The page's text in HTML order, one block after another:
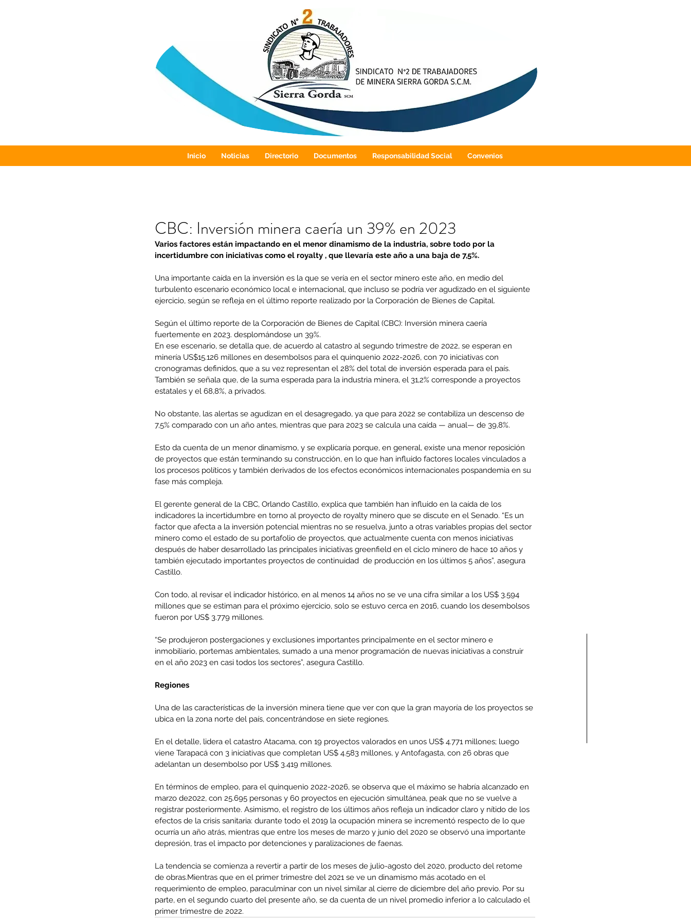
Inicio Noticias Directorio Documentos Responsabilidad Social Convenios
Our Recent Posts
Minería del cobre enfrenta
menor producción mientras
inversión y eficiencia
Abril-Junio 2026
Humberto Vega Rivera
(Q.E.P.D.)
CBC: Inversión minera caería un 39% en 2023
Varios factores están impactando en el menor dinamismo de la industria, sobre todo por la
incertidumbre con iniciativas como el royalty , que llevaría este año a una baja de 7,5%.
Una importante caída en la inversión es la que se vería en el sector minero este año, en medio del
turbulento escenario económico local e internacional, que incluso se podría ver agudizado en el siguiente
ejercicio, según se refleja en el último reporte realizado por la Corporación de Bienes de Capital.
Según el último reporte de la Corporación de Bienes de Capital (CBC): Inversión minera caería
fuertemente en 2023. desplomándose un 39%.
En ese escenario, se detalla que, de acuerdo al catastro al segundo trimestre de 2022, se esperan en
minería US$15.126 millones en desembolsos para el quinquenio 2022-2026, con 70 iniciativas con
cronogramas definidos, que a su vez representan el 28% del total de inversión esperada para el país.
También se señala que, de la suma esperada para la industria minera, el 31,2% corresponde a proyectos
estatales y el 68,8%, a privados.
No obstante, las alertas se agudizan en el desagregado, ya que para 2022 se contabiliza un descenso de
7,5% comparado con un año antes, mientras que para 2023 se calcula una caída — anual— de 39,8%.
Esto da cuenta de un menor dinamismo, y se explicaría porque, en general, existe una menor reposición
de proyectos que están terminando su construcción, en lo que han influido factores locales vinculados a
los procesos políticos y también derivados de los efectos económicos internacionales pospandemia en su
fase más compleja.
El gerente general de la CBC, Orlando Castillo, explica que también han influido en la caída de los
indicadores la incertidumbre en torno al proyecto de royalty minero que se discute en el Senado. “Es un
factor que afecta a la inversión potencial mientras no se resuelva, junto a otras variables propias del sector
minero como el estado de su portafolio de proyectos, que actualmente cuenta con menos iniciativas
después de haber desarrollado las principales iniciativas greenfield en el ciclo minero de hace 10 años y
también ejecutado importantes proyectos de continuidad  de producción en los últimos 5 años”, asegura
Castillo.
Con todo, al revisar el indicador histórico, en al menos 14 años no se ve una cifra similar a los US$ 3.594
millones que se estiman para el próximo ejercicio, solo se estuvo cerca en 2016, cuando los desembolsos
fueron por US$ 3.779 millones.
“Se produjeron postergaciones y exclusiones importantes principalmente en el sector minero e
inmobiliario, portemas ambientales, sumado a una menor programación de nuevas iniciativas a construir
en el año 2023 en casi todos los sectores”, asegura Castillo.
Regiones
Una de las características de la inversión minera tiene que ver con que la gran mayoría de los proyectos se
ubica en la zona norte del país, concentrándose en siete regiones.
En el detalle, lidera el catastro Atacama, con 19 proyectos valorados en unos US$ 4.771 millones; luego
viene Tarapacá con 3 iniciativas que completan US$ 4.583 millones, y Antofagasta, con 26 obras que
adelantan un desembolso por US$ 3.419 millones.
En términos de empleo, para el quinquenio 2022-2026, se observa que el máximo se habría alcanzado en
marzo de2022, con 25.695 personas y 60 proyectos en ejecución simultánea, peak que no se vuelve a
registrar posteriormente. Asimismo, el registro de los últimos años refleja un indicador claro y nítido de los
efectos de la crisis sanitaria: durante todo el 2019 la ocupación minera se incrementó respecto de lo que
ocurría un año atrás, mientras que entre los meses de marzo y junio del 2020 se observó una importante
depresión, tras el impacto por detenciones y paralizaciones de faenas.
La tendencia se comienza a revertir a partir de los meses de julio-agosto del 2020, producto del retome
de obras.Mientras que en el primer trimestre del 2021 se ve un dinamismo más acotado en el
requerimiento de empleo, paraculminar con un nivel similar al cierre de diciembre del año previo. Por su
parte, en el segundo cuarto del presente año, se da cuenta de un nivel promedio inferior a lo calculado el
primer trimestre de 2022.